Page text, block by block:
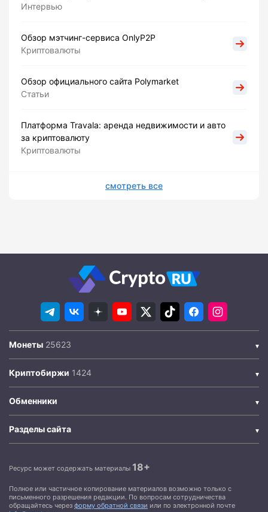
Интервью
Обзор мэтчинг-сервиса OnlyP2P
Криптовалюты
Обзор официального сайта Polymarket
Статьи
Платформа Travala: аренда недвижимости и авто
за криптовалюту
Криптовалюты
смотреть все
Монеты
Криптобиржи
Обменники
Разделы сайта
Ресурс может содержать материалы 18+
Полное или частичное копирование материалов возможно только с
письменного разрешения редакции. По вопросам сотрудничества
обращайтесь через форму обратной связи или по электронной почте